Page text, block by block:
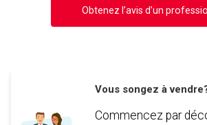
Obtenez l’avis d’un
Vous songez à
Commencez par